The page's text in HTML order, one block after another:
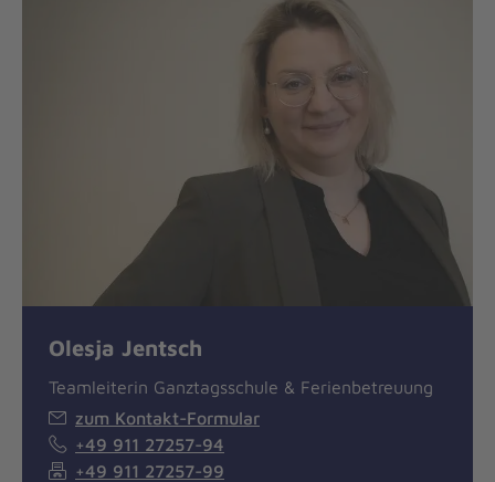
Olesja Jentsch
Teamleiterin Ganztagsschule & Ferienbetreuung
zum Kontakt-Formular
+49 911 27257-94
+49 911 27257-99